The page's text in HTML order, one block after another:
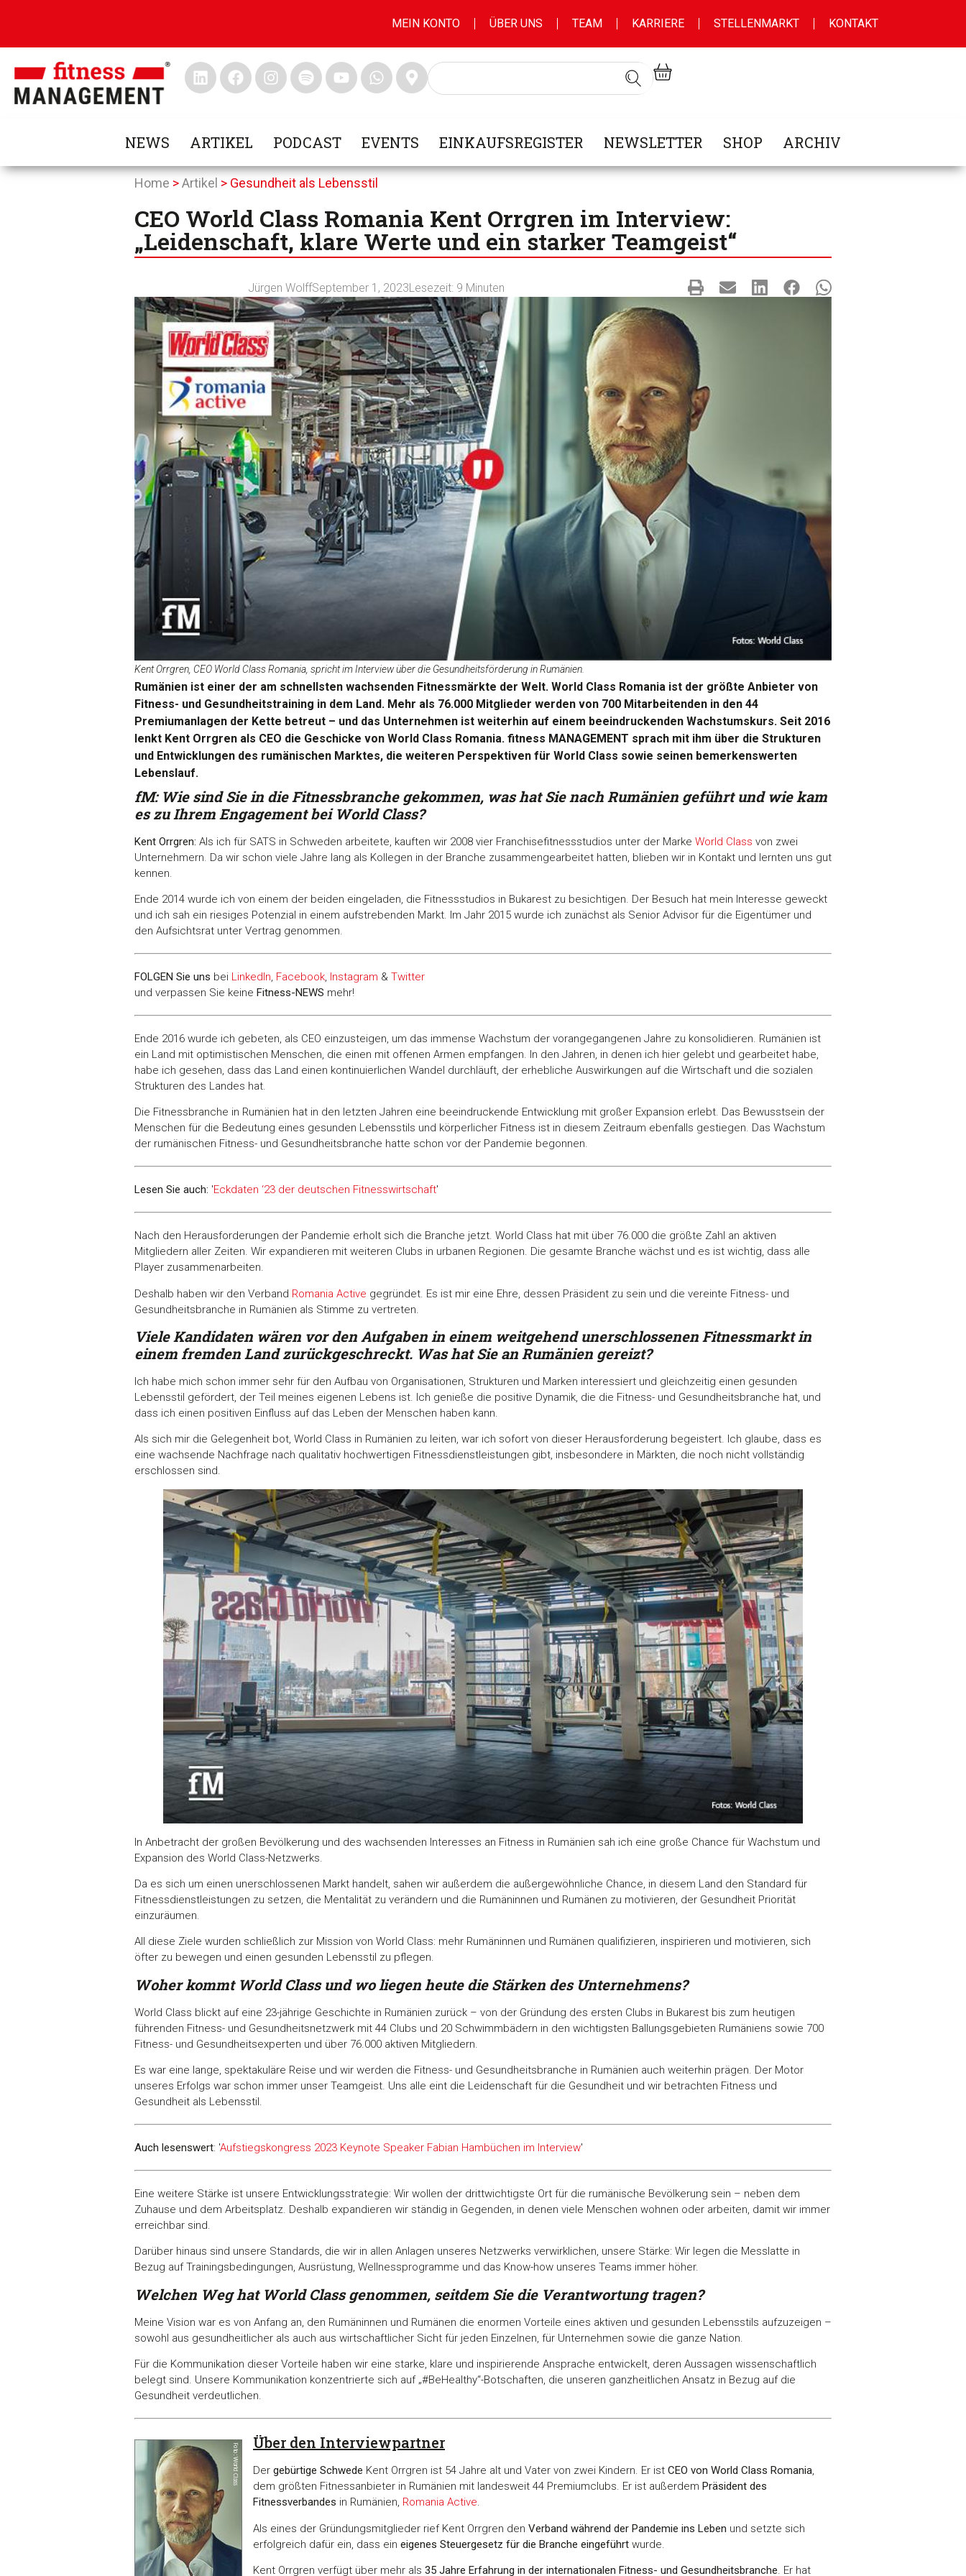
MEIN KONTO ÜBER UNS TEAM KARRIERE STELLENMARKT KONTAKT
NEWS ARTIKEL PODCAST EVENTS EINKAUFSREGISTER NEWSLETTER SHOP ARCHIV
Home >Artikel > Gesundheit als Lebensstil
CEO World Class Romania Kent Orrgren im Interview:
„Leidenschaft, klare Werte und ein starker Teamgeist“
Jürgen WolffSeptember 1, 2023Lesezeit: 9 Minuten
Kent Orrgren, CEO World Class Romania, spricht im Interview über die Gesundheitsförderung in Rumänien.
Rumänien ist einer der am schnellsten wachsenden Fitnessmärkte der Welt. World Class Romania ist der größte Anbieter von
Fitness- und Gesundheitstraining in dem Land. Mehr als 76.000 Mitglieder werden von 700 Mitarbeitenden in den 44
Premiumanlagen der Kette betreut – und das Unternehmen ist weiterhin auf einem beeindruckenden Wachstumskurs. Seit 2016
lenkt Kent Orrgren als CEO die Geschicke von World Class Romania. fitness MANAGEMENT sprach mit ihm über die Strukturen
und Entwicklungen des rumänischen Marktes, die weiteren Perspektiven für World Class sowie seinen bemerkenswerten
Lebenslauf.
fM: Wie sind Sie in die Fitnessbranche gekommen, was hat Sie nach Rumänien geführt und wie kam
es zu Ihrem Engagement bei World Class?
Kent Orrgren: Als ich für SATS in Schweden arbeitete, kauften wir 2008 vier Franchisefitnessstudios unter der Marke World Class von zwei
Unternehmern. Da wir schon viele Jahre lang als Kollegen in der Branche zusammengearbeitet hatten, blieben wir in Kontakt und lernten uns gut
kennen.
Ende 2014 wurde ich von einem der beiden eingeladen, die Fitnessstudios in Bukarest zu besichtigen. Der Besuch hat mein Interesse geweckt
und ich sah ein riesiges Potenzial in einem aufstrebenden Markt. Im Jahr 2015 wurde ich zunächst als Senior Advisor für die Eigentümer und
den Aufsichtsrat unter Vertrag genommen.
FOLGEN Sie uns bei LinkedIn, Facebook, Instagram & Twitter
und verpassen Sie keine Fitness-NEWS mehr!
Ende 2016 wurde ich gebeten, als CEO einzusteigen, um das immense Wachstum der vorangegangenen Jahre zu konsolidieren. Rumänien ist
ein Land mit optimistischen Menschen, die einen mit offenen Armen empfangen. In den Jahren, in denen ich hier gelebt und gearbeitet habe,
habe ich gesehen, dass das Land einen kontinuierlichen Wandel durchläuft, der erhebliche Auswirkungen auf die Wirtschaft und die sozialen
Strukturen des Landes hat.
Die Fitnessbranche in Rumänien hat in den letzten Jahren eine beeindruckende Entwicklung mit großer Expansion erlebt. Das Bewusstsein der
Menschen für die Bedeutung eines gesunden Lebensstils und körperlicher Fitness ist in diesem Zeitraum ebenfalls gestiegen. Das Wachstum
der rumänischen Fitness- und Gesundheitsbranche hatte schon vor der Pandemie begonnen.
Lesen Sie auch: 'Eckdaten ‘23 der deutschen Fitnesswirtschaft'
Nach den Herausforderungen der Pandemie erholt sich die Branche jetzt. World Class hat mit über 76.000 die größte Zahl an aktiven
Mitgliedern aller Zeiten. Wir expandieren mit weiteren Clubs in urbanen Regionen. Die gesamte Branche wächst und es ist wichtig, dass alle
Player zusammenarbeiten.
Deshalb haben wir den Verband Romania Active gegründet. Es ist mir eine Ehre, dessen Präsident zu sein und die vereinte Fitness- und
Gesundheitsbranche in Rumänien als Stimme zu vertreten.
Viele Kandidaten wären vor den Aufgaben in einem weitgehend unerschlossenen Fitnessmarkt in
einem fremden Land zurückgeschreckt. Was hat Sie an Rumänien gereizt?
Ich habe mich schon immer sehr für den Aufbau von Organisationen, Strukturen und Marken interessiert und gleichzeitig einen gesunden
Lebensstil gefördert, der Teil meines eigenen Lebens ist. Ich genieße die positive Dynamik, die die Fitness- und Gesundheitsbranche hat, und
dass ich einen positiven Einfluss auf das Leben der Menschen haben kann.
Als sich mir die Gelegenheit bot, World Class in Rumänien zu leiten, war ich sofort von dieser Herausforderung begeistert. Ich glaube, dass es
eine wachsende Nachfrage nach qualitativ hochwertigen Fitnessdienstleistungen gibt, insbesondere in Märkten, die noch nicht vollständig
erschlossen sind.
In Anbetracht der großen Bevölkerung und des wachsenden Interesses an Fitness in Rumänien sah ich eine große Chance für Wachstum und
Expansion des World Class-Netzwerks.
Da es sich um einen unerschlossenen Markt handelt, sahen wir außerdem die außergewöhnliche Chance, in diesem Land den Standard für
Fitnessdienstleistungen zu setzen, die Mentalität zu verändern und die Rumäninnen und Rumänen zu motivieren, der Gesundheit Priorität
einzuräumen.
All diese Ziele wurden schließlich zur Mission von World Class: mehr Rumäninnen und Rumänen qualifizieren, inspirieren und motivieren, sich
öfter zu bewegen und einen gesunden Lebensstil zu pflegen.
Woher kommt World Class und wo liegen heute dieStärken des Unternehmens?
World Class blickt auf eine 23-jährige Geschichte in Rumänien zurück – von der Gründung des ersten Clubs in Bukarest bis zum heutigen
führenden Fitness- und Gesundheitsnetzwerk mit 44 Clubs und 20 Schwimmbädern in den wichtigsten Ballungsgebieten Rumäniens sowie 700
Fitness- und Gesundheitsexperten und über 76.000 aktiven Mitgliedern.
Es war eine lange, spektakuläre Reise und wir werden die Fitness- und Gesundheitsbranche in Rumänien auch weiterhin prägen. Der Motor
unseres Erfolgs war schon immer unser Teamgeist. Uns alle eint die Leidenschaft für die Gesundheit und wir betrachten Fitness und
Gesundheit als Lebensstil.
Auch lesenswert: 'Aufstiegskongress 2023 Keynote Speaker Fabian Hambüchen im Interview'
Eine weitere Stärke ist unsere Entwicklungsstrategie: Wir wollen der drittwichtigste Ort für die rumänische Bevölkerung sein – neben dem
Zuhause und dem Arbeitsplatz. Deshalb expandieren wir ständig in Gegenden, in denen viele Menschen wohnen oder arbeiten, damit wir immer
erreichbar sind.
Darüber hinaus sind unsere Standards, die wir in allen Anlagen unseres Netzwerks verwirklichen, unsere Stärke: Wir legen die Messlatte in
Bezug auf Trainingsbedingungen, Ausrüstung, Wellnessprogramme und das Know-how unseres Teams immer höher.
Welchen Weg hat World Class genommen, seitdem Sie die Verantwortung tragen?
Meine Vision war es von Anfang an, den Rumäninnen und Rumänen die enormen Vorteile eines aktiven und gesunden Lebensstils aufzuzeigen –
sowohl aus gesundheitlicher als auch aus wirtschaftlicher Sicht für jeden Einzelnen, für Unternehmen sowie die ganze Nation.
Für die Kommunikation dieser Vorteile haben wir eine starke, klare und inspirierende Ansprache entwickelt, deren Aussagen wissenschaftlich
belegt sind. Unsere Kommunikation konzentrierte sich auf „#BeHealthy“-Botschaften, die unseren ganzheitlichen Ansatz in Bezug auf die
Gesundheit verdeutlichen.
Über den Interviewpartner
Der gebürtige Schwede Kent Orrgren ist 54 Jahre alt und Vater von zwei Kindern. Er ist CEO von World Class Romania,
dem größten Fitnessanbieter in Rumänien mit landesweit 44 Premiumclubs. Er ist außerdem Präsident des
Fitnessverbandes in Rumänien, Romania Active.
Als eines der Gründungsmitglieder rief Kent Orrgren den Verband während der Pandemie ins Leben und setzte sich
erfolgreich dafür ein, dass ein eigenes Steuergesetz für die Branche eingeführt wurde.
Kent Orrgren verfügt über mehr als 35 Jahre Erfahrung in der internationalen Fitness- und Gesundheitsbranche. Er hat